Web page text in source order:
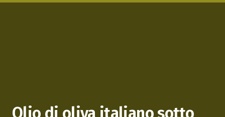
Olio di oliva italiano sotto